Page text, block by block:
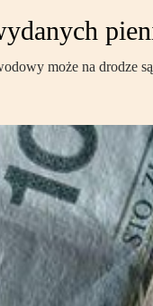
może na drodze